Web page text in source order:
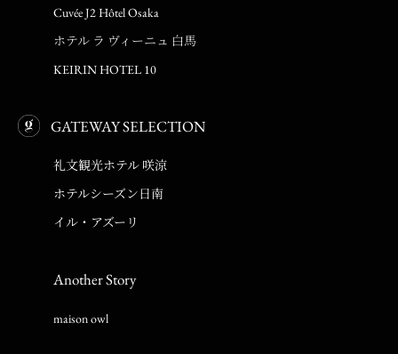
Cuvée J2 Hôtel Osaka
ホテル ラ ヴィーニュ 白馬
KEIRIN HOTEL 10
GATEWAY SELECTION
礼文観光ホテル 咲涼
ホテルシーズン日南
イル・アズーリ
Another Story
maison owl